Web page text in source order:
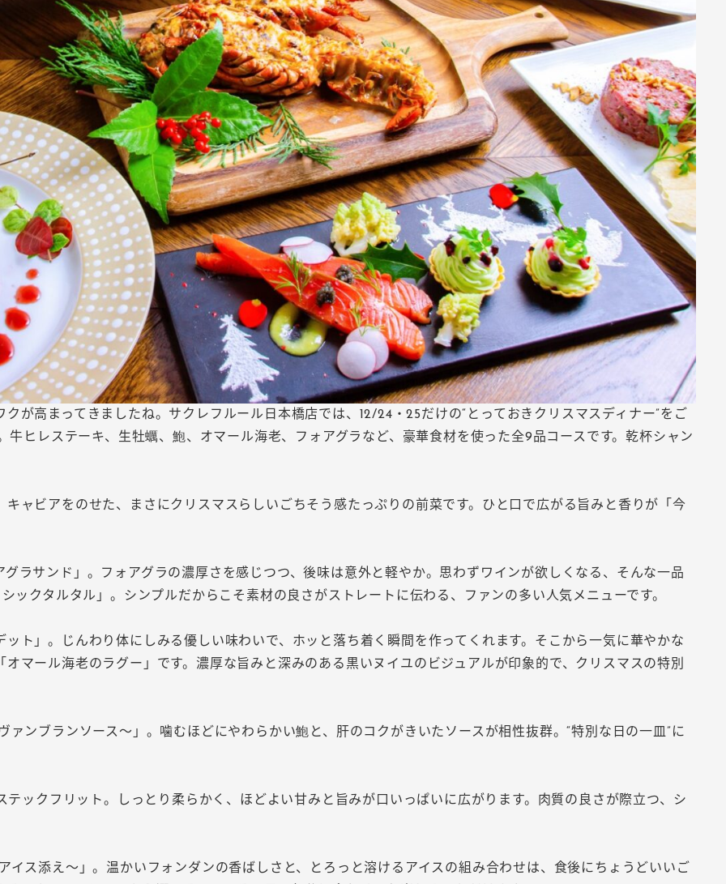
が高まってきましたね。サクレフルール日本橋店では、12/24・25だけの“とっておきクリスマスディナー”をご
ヒレステーキ、生牡蠣、鮑、オマール海老、フォアグラなど、豪華食材を使った全9品コースです。乾杯シャン
ャビアをのせた、まさにクリスマスらしいごちそう感たっぷりの前菜です。ひと口で広がる旨みと香りが「今
ラサンド」。フォアグラの濃厚さを感じつつ、後味は意外と軽やか。思わずワインが欲しくなる、そんな一品
ックタルタル」。シンプルだからこそ素材の良さがストレートに伝わる、ファンの多い人気メニューです。
ト」。じんわり体にしみる優しい味わいで、ホッと落ち着く瞬間を作ってくれます。そこから一気に華やかな
マール海老のラグー」です。濃厚な旨みと深みのある黒いヌイユのビジュアルが印象的で、クリスマスの特別
ンブランソース～」。噛むほどにやわらかい鮑と、肝のコクがきいたソースが相性抜群。“特別な日の一皿”に
ックフリット。しっとり柔らかく、ほどよい甘みと旨みが口いっぱいに広がります。肉質の良さが際立つ、シ
ス添え～」。温かいフォンダンの香ばしさと、とろっと溶けるアイスの組み合わせは、食後にちょうどいいご